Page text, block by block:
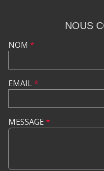
NOUS
NOM *
EMAIL*
MESSAGE *